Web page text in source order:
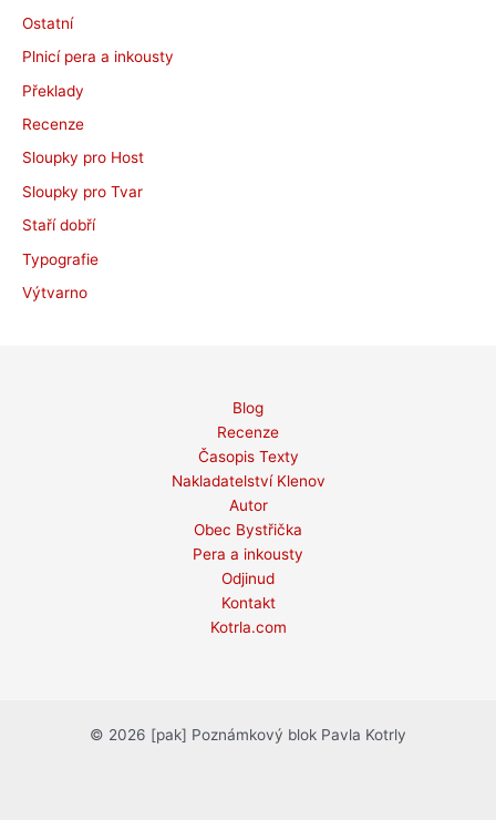
Ostatní
Plnicí pera a inkousty
Překlady
Recenze
Sloupky pro Host
Sloupky pro Tvar
Staří dobří
Typografie
Výtvarno
Blog
Recenze
Časopis Texty
Nakladatelství Klenov
Autor
Obec Bystřička
Pera a inkousty
Odjinud
Kontakt
Kotrla.com
© 2026 [pak] Poznámkový blok Pavla Kotrly